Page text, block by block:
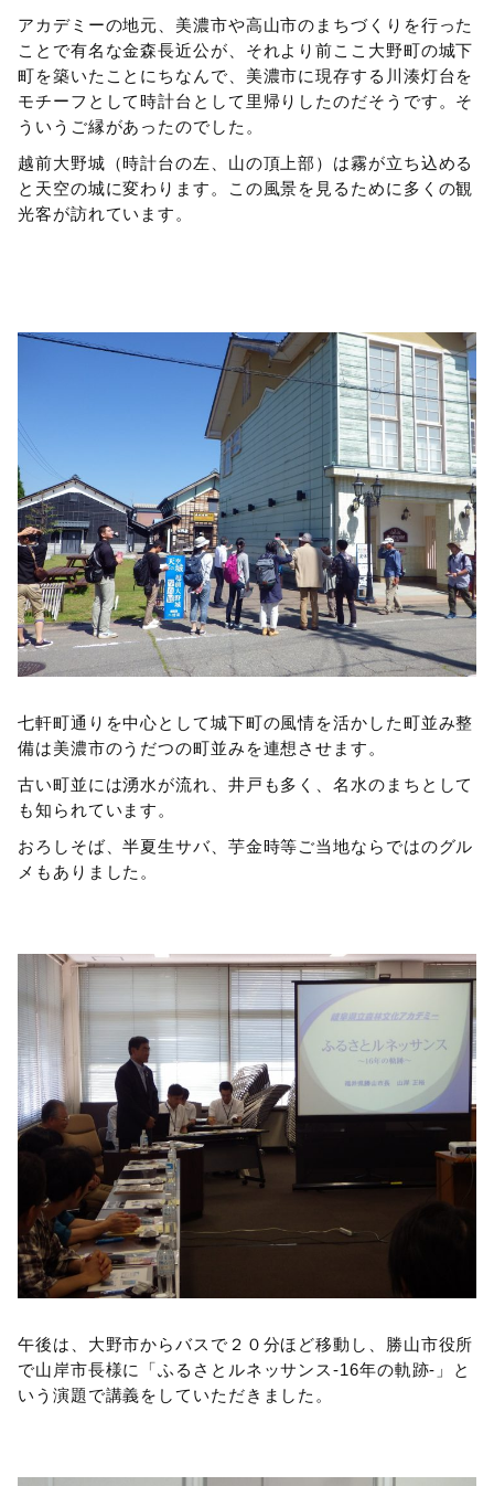
アカデミーの地元、美濃市や高山市のまちづくりを行った
ことで有名な金森長近公が、それより前ここ大野町の城下
町を築いたことにちなんで、美濃市に現存する川湊灯台を
モチーフとして時計台として里帰りしたのだそうです。そ
ういうご縁があったのでした。
越前大野城（時計台の左、山の頂上部）は霧が立ち込める
と天空の城に変わります。この風景を見るために多くの観
光客が訪れています。
七軒町通りを中心として城下町の風情を活かした町並み整
備は美濃市のうだつの町並みを連想させます。
古い町並には湧水が流れ、井戸も多く、名水のまちとして
も知られています。
おろしそば、半夏生サバ、芋金時等ご当地ならではのグル
メもありました。
午後は、大野市からバスで２０分ほど移動し、勝山市役所
で山岸市長様に「ふるさとルネッサンス‐16年の軌跡‐」と
いう演題で講義をしていただきました。